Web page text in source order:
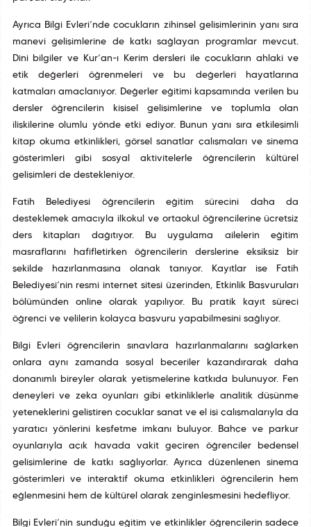
Ayrıca Bilgi Evleri’nde çocukların zihinsel gelişimlerinin yanı sıra
manevi gelişimlerine de katkı sağlayan programlar mevcut.
Dini bilgiler ve Kur’an-ı Kerim dersleri ile çocukların ahlaki ve
etik değerleri öğrenmeleri ve bu değerleri hayatlarına
katmaları amaçlanıyor. Değerler eğitimi kapsamında verilen bu
dersler öğrencilerin kişisel gelişimlerine ve toplumla olan
ilişkilerine olumlu yönde etki ediyor. Bunun yanı sıra etkileşimli
kitap okuma etkinlikleri, görsel sanatlar çalışmaları ve sinema
gösterimleri gibi sosyal aktivitelerle öğrencilerin kültürel
gelişimleri de destekleniyor.
Fatih Belediyesi öğrencilerin eğitim sürecini daha da
desteklemek amacıyla ilkokul ve ortaokul öğrencilerine ücretsiz
ders kitapları dağıtıyor. Bu uygulama ailelerin eğitim
masraflarını hafifletirken öğrencilerin derslerine eksiksiz bir
şekilde hazırlanmasına olanak tanıyor. Kayıtlar ise Fatih
Belediyesi’nin resmi internet sitesi üzerinden, Etkinlik Başvuruları
bölümünden online olarak yapılıyor. Bu pratik kayıt süreci
öğrenci ve velilerin kolayca başvuru yapabilmesini sağlıyor.
Bilgi Evleri öğrencilerin sınavlara hazırlanmalarını sağlarken
onlara aynı zamanda sosyal beceriler kazandırarak daha
donanımlı bireyler olarak yetişmelerine katkıda bulunuyor. Fen
deneyleri ve zeka oyunları gibi etkinliklerle analitik düşünme
yeteneklerini geliştiren çocuklar sanat ve el işi çalışmalarıyla da
yaratıcı yönlerini keşfetme imkanı buluyor. Bahçe ve parkur
oyunlarıyla açık havada vakit geçiren öğrenciler bedensel
gelişimlerine de katkı sağlıyorlar. Ayrıca düzenlenen sinema
gösterimleri ve interaktif okuma etkinlikleri öğrencilerin hem
eğlenmesini hem de kültürel olarak zenginleşmesini hedefliyor.
Bilgi Evleri’nin sunduğu eğitim ve etkinlikler öğrencilerin sadece